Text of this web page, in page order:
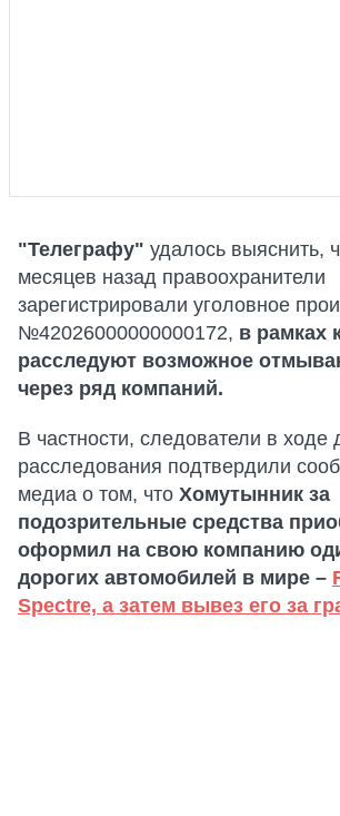
"Телеграфу" удалось выяснить,
месяцев назад правоохранители
зарегистрировали уголовное
№42026000000000172, в рамках
расследуют возможное
через ряд компаний.
В частности, следователи в ходе
расследования подтвердили
медиа о том, что Хомутынник за
подозрительные средства
оформил на свою компанию
дорогих автомобилей в мире –
Spectre, а затем вывез его за